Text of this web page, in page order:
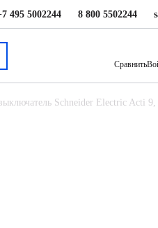
495 5002244 8 800 5502244
Сравнить
Schneider Electric Acti